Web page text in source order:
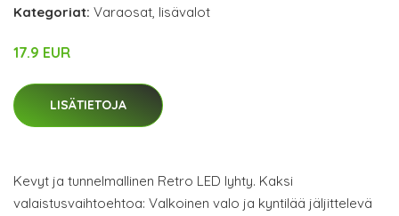
Kategoriat: Varaosat, lisävalot
17.9 EUR
LISÄTIETOJA
Kevyt ja tunnelmallinen Retro LED lyhty. Kaksi
valaistusvaihtoehtoa: Valkoinen valo ja kyntilää jäljittelevä